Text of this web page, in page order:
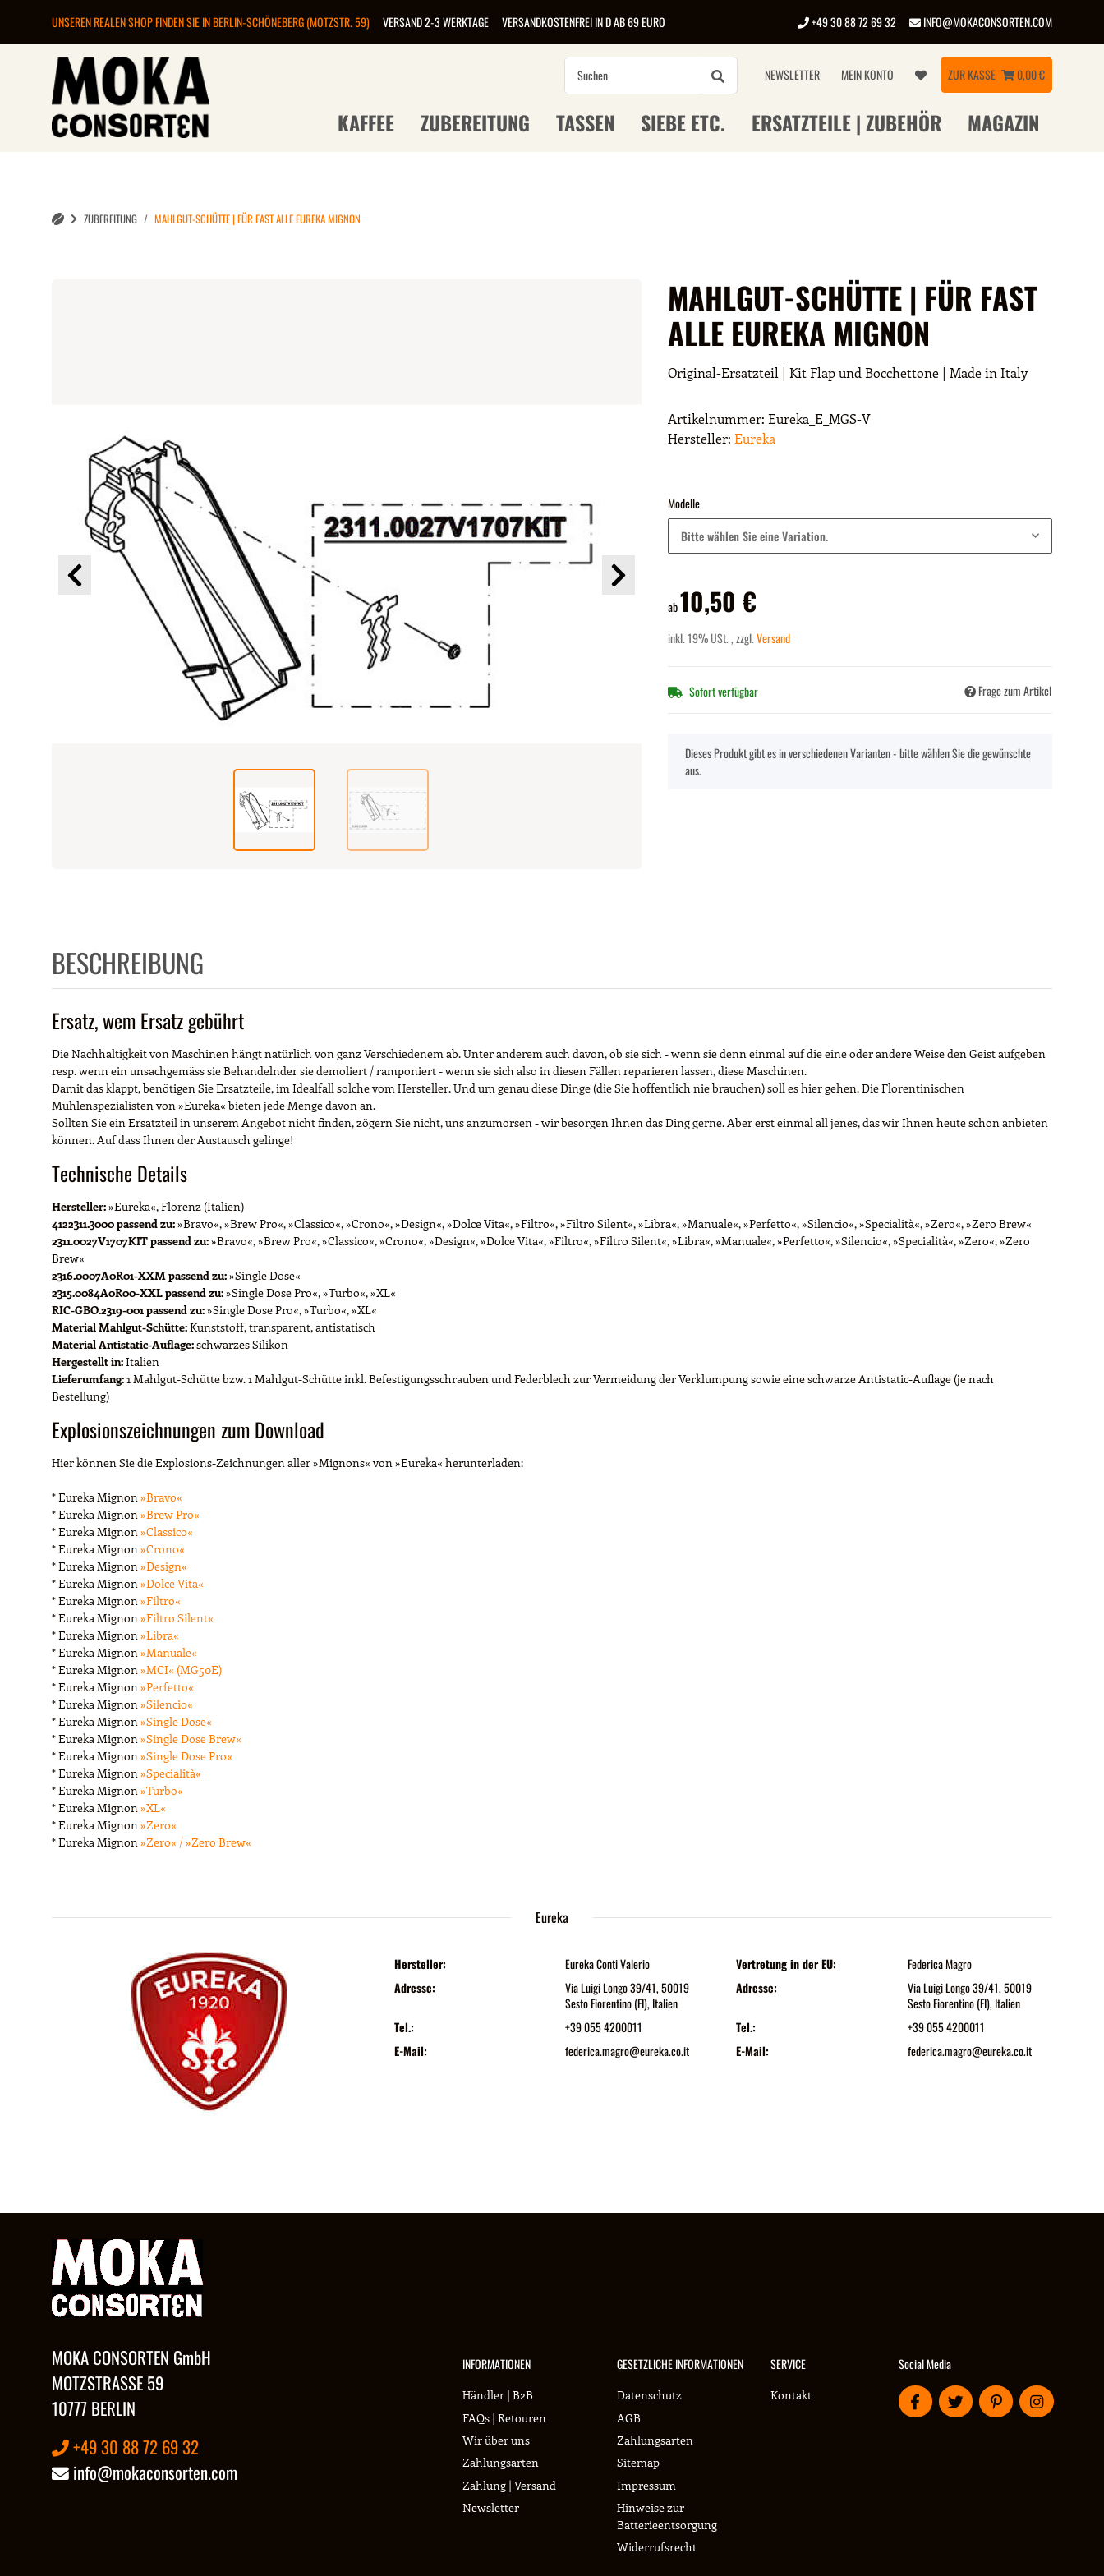
UNSEREN REALEN SHOP FINDEN SIE IN BERLIN-SCHÖNEBERG (MOTZSTR. 59) VERSAND 2-3 WERKTAGE VERSANDKOSTENFREI IN D AB 69 EURO +49 30 88 72 69 32 INFO@MOKACONSORTEN.COM
NEWSLETTER MEIN KONTO ZUR KASSE 0,00 €
KAFFEE ZUBEREITUNG TASSEN SIEBE ETC. ERSATZTEILE | ZUBEHÖR MAGAZIN
ZUBEREITUNG MAHLGUT-SCHÜTTE | FÜR FAST ALLE EUREKA MIGNON
MAHLGUT-SCHÜTTE | FÜR FAST
ALLE EUREKA MIGNON
Original-Ersatzteil | Kit Flap und Bocchettone | Made in Italy
Artikelnummer: Eureka_E_MGS-V
Hersteller: Eureka
Modelle
Bitte wählen Sie eine Variation.
ab10,50 €
inkl. 19% USt. , zzgl.Versand
Sofort verfügbar Frage zum Artikel
xDieses Produkt gibt es in verschiedenen Varianten - bitte wählen Sie die gewünschte
aus.
BESCHREIBUNG
Ersatz, wem Ersatz gebührt
Die Nachhaltigkeit von Maschinen hängt natürlich von ganz Verschiedenem ab. Unter anderem auch davon, ob sie sich - wenn sie denn einmal auf die eine oder andere Weise den Geist aufgeben
resp. wenn ein unsachgemäss sie Behandelnder sie demoliert / ramponiert - wenn sie sich also in diesen Fällen reparieren lassen, diese Maschinen.
Damit das klappt, benötigen Sie Ersatzteile, im Idealfall solche vom Hersteller. Und um genau diese Dinge (die Sie hoffentlich nie brauchen) soll es hier gehen. Die Florentinischen
Mühlenspezialisten von »Eureka« bieten jede Menge davon an.
Sollten Sie ein Ersatzteil in unserem Angebot nicht finden, zögern Sie nicht, uns anzumorsen - wir besorgen Ihnen das Ding gerne. Aber erst einmal all jenes, das wir Ihnen heute schon anbieten
können. Auf dass Ihnen der Austausch gelinge!
Technische Details
Hersteller:»Eureka«, Florenz (Italien)
4122311.3000 passend zu:»Bravo«, »Brew Pro«, »Classico«, »Crono«, »Design«, »Dolce Vita«, »Filtro«, »Filtro Silent«, »Libra«, »Manuale«, »Perfetto«, »Silencio«, »Specialità«, »Zero«, »Zero Brew«
2311.0027V1707KIT passend zu:»Bravo«, »Brew Pro«, »Classico«, »Crono«, »Design«, »Dolce Vita«, »Filtro«, »Filtro Silent«, »Libra«, »Manuale«, »Perfetto«, »Silencio«, »Specialità«, »Zero«, »Zero
Brew«
2316.0007A0R01-XXM passend zu:»Single Dose«
2315.0084A0R00-XXL passend zu:»Single Dose Pro«, »Turbo«, »XL«
RIC-GBO.2319-001 passend zu:»Single Dose Pro«, »Turbo«, »XL«
Material Mahlgut-Schütte:Kunststoff, transparent, antistatisch
Material Antistatic-Auflage:schwarzes Silikon
Hergestellt in:Italien
Lieferumfang:1 Mahlgut-Schütte bzw. 1 Mahlgut-Schütte inkl. Befestigungsschrauben und Federblech zur Vermeidung der Verklumpung sowie eine schwarze Antistatic-Auflage (je nach
Bestellung)
Explosionszeichnungen zum Download
Hier können Sie die Explosions-Zeichnungen aller »Mignons« von »Eureka« herunterladen:
* Eureka Mignon»Bravo«
* Eureka Mignon»Brew Pro«
* Eureka Mignon»Classico«
* Eureka Mignon»Crono«
* Eureka Mignon»Design«
* Eureka Mignon»Dolce Vita«
* Eureka Mignon»Filtro«
* Eureka Mignon»Filtro Silent«
* Eureka Mignon»Libra«
* Eureka Mignon»Manuale«
* Eureka Mignon»MCI« (MG50E)
* Eureka Mignon»Perfetto«
* Eureka Mignon»Silencio«
* Eureka Mignon»Single Dose«
* Eureka Mignon»Single Dose Brew«
* Eureka Mignon»Single Dose Pro«
* Eureka Mignon»Specialità«
* Eureka Mignon»Turbo«
* Eureka Mignon»XL«
* Eureka Mignon»Zero«
* Eureka Mignon»Zero« / »Zero Brew«
Eureka
Hersteller:
Eureka Conti Valerio
Adresse:
Via Luigi Longo 39/41, 50019
Sesto Fiorentino (FI), Italien
Tel.:
+39 055 4200011
E-Mail:
federica.magro@eureka.co.it
Vertretung in der EU:
Federica Magro
Adresse:
Via Luigi Longo 39/41, 50019
Sesto Fiorentino (FI), Italien
Tel.:
+39 055 4200011
E-Mail:
federica.magro@eureka.co.it
MOKA CONSORTEN GmbH
MOTZSTRASSE 59
10777 BERLIN
+49 30 88 72 69 32
info@mokaconsorten.com
INFORMATIONEN
Händler | B2B
FAQs | Retouren
Wir über uns
Zahlungsarten
Zahlung | Versand
Newsletter
GESETZLICHE INFORMATIONEN
Datenschutz
AGB
Zahlungsarten
Sitemap
Impressum
Hinweise zur
Batterieentsorgung
Widerrufsrecht
SERVICE
Kontakt
Social Media